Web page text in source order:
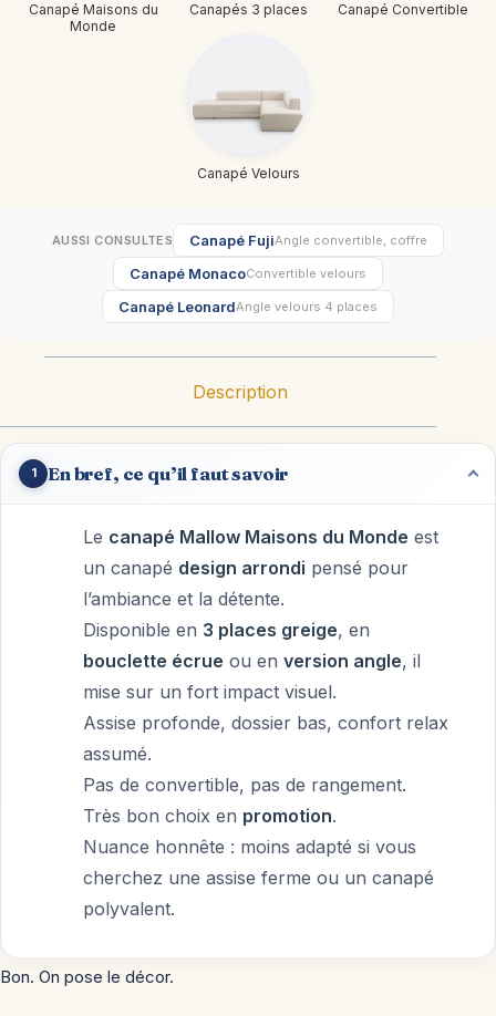
Canapé Maisons du
Monde
Canapés 3 places Canapé Convertible
Canapé Velours
AUSSI CONSULTES Canapé FujiAngle convertible, coffre
Canapé MonacoConvertible velours
Canapé LeonardAngle velours 4 places
Description
1 En bref, ce qu’il faut savoir
Le canapé Mallow Maisons du Monde est
un canapé design arrondi pensé pour
l’ambiance et la détente.
Disponible en 3 places greige, en
bouclette écrue ou enversion angle, il
mise sur un fort impact visuel.
Assise profonde, dossier bas, confort relax
assumé.
Pas de convertible, pas de rangement.
Très bon choix en promotion.
Nuance honnête : moins adapté si vous
cherchez une assise ferme ou un canapé
polyvalent.
Bon. On pose le décor.